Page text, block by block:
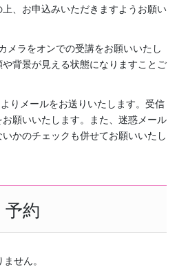
、お申込みいただきますようお願い
メラをオンでの受講をお願いいたし
背景が見える状態になりますことご
よりメールをお送りいたします。受信
願いいたします。また、迷惑メール
かのチェックも併せてお願いいたし
予約
せん。